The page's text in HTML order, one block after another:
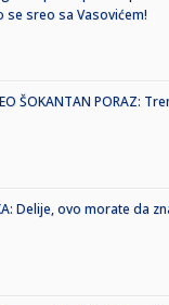
se sreo sa Vasovićem!
ŠOKANTAN PORAZ:
Delije, ovo morate da